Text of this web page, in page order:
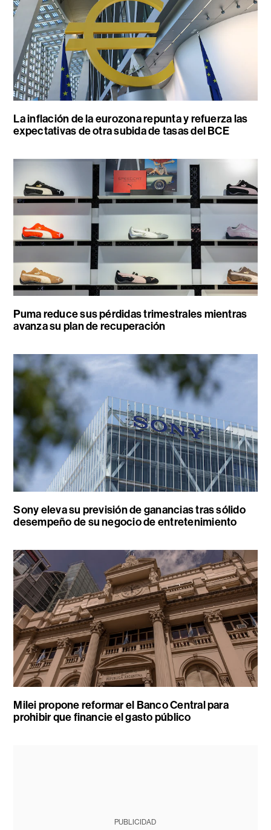
La inflación de la eurozona repunta y refuerza las
expectativas de otra subida de tasas del BCE
Puma reduce sus pérdidas trimestrales mientras
avanza su plan de recuperación
Sony eleva su previsión de ganancias tras sólido
desempeño de su negocio de entretenimiento
Milei propone reformar el Banco Central para
prohibir que financie el gasto público
PUBLICIDAD